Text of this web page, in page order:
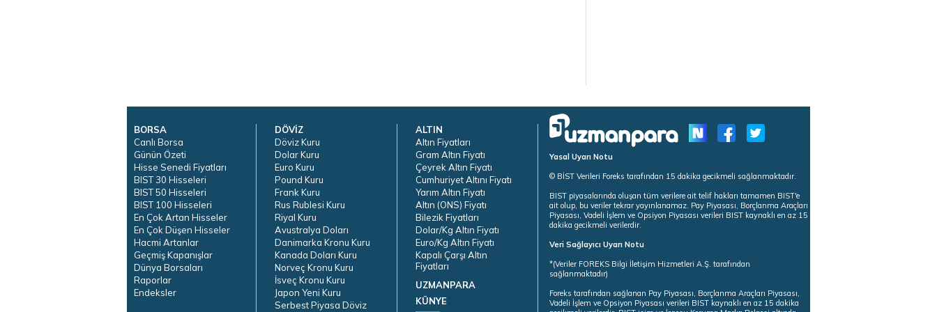
BORSA
Canlı Borsa
Günün Özeti
Hisse Senedi Fiyatları
BIST 30 Hisseleri
BIST 50 Hisseleri
BIST 100 Hisseleri
En Çok Artan Hisseler
En Çok Düşen Hisseler
Hacmi Artanlar
Geçmiş Kapanışlar
Dünya Borsaları
Raporlar
Endeksler
DÖVİZ
Döviz Kuru
Dolar Kuru
Euro Kuru
Pound Kuru
Frank Kuru
Rus Rublesi Kuru
Riyal Kuru
Avustralya Doları
Danimarka Kronu Kuru
Kanada Doları Kuru
Norveç Kronu Kuru
İsveç Kronu Kuru
Japon Yeni Kuru
Serbest Piyasa Döviz
ALTIN
Altın Fiyatları
Gram Altın Fiyatı
Çeyrek Altın Fiyatı
Cumhuriyet Altını Fiyatı
Yarım Altın Fiyatı
Altın (ONS) Fiyatı
Bilezik Fiyatları
Dolar/Kg Altın Fiyatı
Euro/Kg Altın Fiyatı
Kapalı Çarşı Altın
Fiyatları
UZMANPARA
KÜNYE
Yasal Uyarı Notu
© BİST Verileri Foreks tarafından 15 dakika gecikmeli sağlanmaktadır.
BIST piyasalarında oluşan tüm verilere ait telif hakları tamamen BIST'e
ait olup, bu veriler tekrar yayınlanamaz. Pay Piyasası, Borçlanma Araçları
Piyasası, Vadeli İşlem ve Opsiyon Piyasası verileri BIST kaynaklı en az 15
dakika gecikmeli verilerdir.
Veri Sağlayıcı Uyarı Notu
*(Veriler FOREKS Bilgi İletişim Hizmetleri A.Ş. tarafından
sağlanmaktadır)
Foreks tarafından sağlanan Pay Piyasası, Borçlanma Araçları Piyasası,
Vadeli İşlem ve Opsiyon Piyasası verileri BIST kaynaklı en az 15 dakika